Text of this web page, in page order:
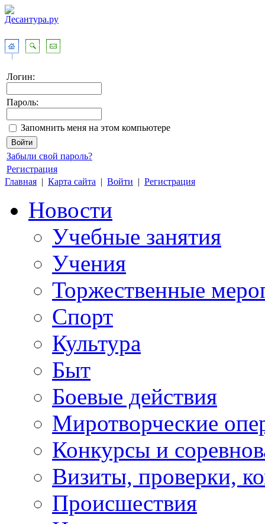
Логин:
Пароль:
Запомнить меня на этом компьютере
Забыли свой пароль?
Регистрация
Главная | Карта сайта | Войти | Регистрация
Новости
Учебные занятия
Учения
Торжественные
Спорт
Культура
Быт
Боевые действия
Миротворческие
Конкурсы и
Визиты, проверки,
Происшествия